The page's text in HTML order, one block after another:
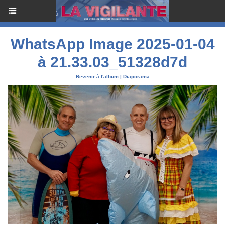
WhatsApp Image 2025-01-04
à 21.33.03_51328d7d
Revenir à l'album | Diaporama